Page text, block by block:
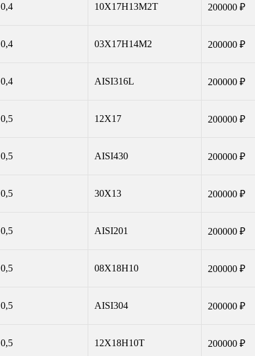
0,4 10Х17Н13М2Т 200000 ₽
0,4 03Х17Н14М2 200000 ₽
0,4 AISI316L 200000 ₽
0,5 12Х17 200000 ₽
0,5 AISI430 200000 ₽
0,5 30Х13 200000 ₽
0,5 AISI201 200000 ₽
0,5 08Х18Н10 200000 ₽
0,5 AISI304 200000 ₽
0,5 12Х18Н10Т 200000 ₽